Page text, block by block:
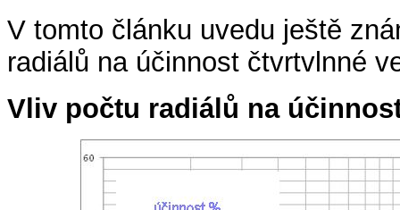
V tomto článku uvedu ještě
radiálů na účinnost čtvrtvlnné
Vliv počtu radiálů na